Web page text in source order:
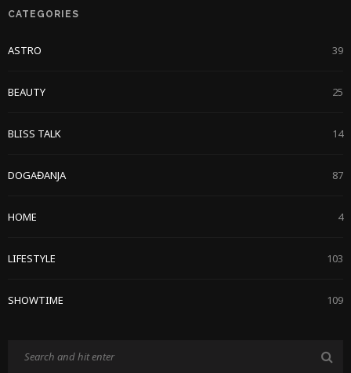
CATEGORIES
ASTRO 39
BEAUTY 25
BLISS TALK 14
DOGAĐANJA 87
HOME 4
LIFESTYLE 103
SHOWTIME 109